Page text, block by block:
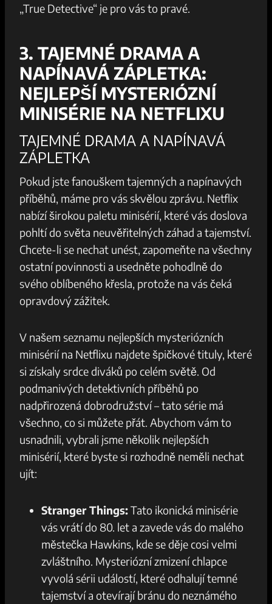
„True Detective“ je pro vás to pravé.
3. TAJEMNÉ DRAMA A
NAPÍNAVÁ ZÁPLETKA:
NEJLEPŠÍ MYSTERIÓZNÍ
MINISÉRIE NA NETFLIXU
TAJEMNÉ DRAMA A NAPÍNAVÁ
ZÁPLETKA
Pokud jste fanouškem tajemných a napínavých
příběhů, máme pro vás skvělou zprávu. Netflix
nabízí širokou paletu minisérií, které vás doslova
pohltí do světa neuvěřitelných záhad a tajemství.
Chcete-li se nechat unést, zapomeňte na všechny
ostatní povinnosti a usedněte pohodlně do
svého oblíbeného křesla, protože na vás čeká
opravdový zážitek.
V našem seznamu nejlepších mysteriózních
minisérií na Netflixu najdete špičkové tituly, které
si získaly srdce diváků po celém světě. Od
podmanivých detektivních příběhů po
nadpřirozená dobrodružství – tato série má
všechno, co si můžete přát. Abychom vám to
usnadnili, vybrali jsme několik nejlepších
minisérií, které byste si rozhodně neměli nechat
ujít:
Stranger Things:Tato ikonická minisérie
vás vrátí do 80. let a zavede vás do malého
městečka Hawkins, kde se děje cosi velmi
zvláštního. Mysteriózní zmizení chlapce
vyvolá sérii událostí, které odhalují temné
tajemství a otevírají bránu do neznámého